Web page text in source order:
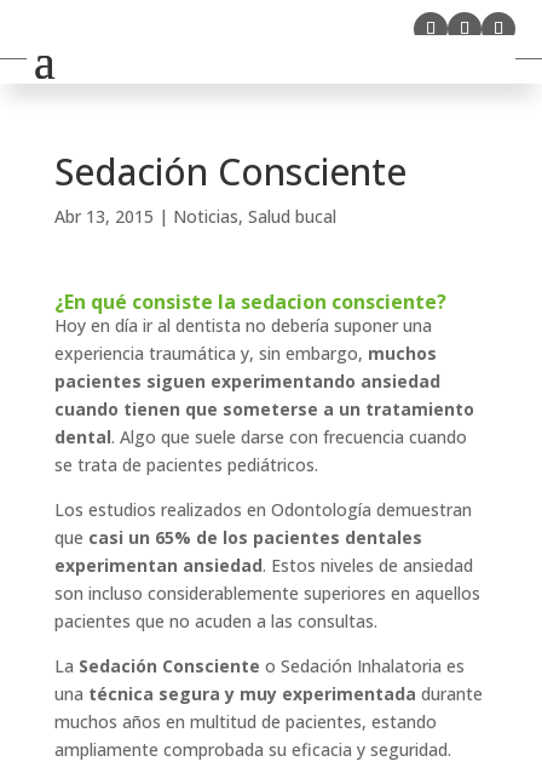
Sedación Consciente
Abr 13, 2015 | Noticias, Salud bucal
¿En qué consiste la sedacion consciente?
Hoy en día ir al dentista no debería suponer una
experiencia traumática y, sin embargo, muchos
pacientes siguen experimentando ansiedad
cuando tienen que someterse a un tratamiento
dental. Algo que suele darse con frecuencia cuando
se trata de pacientes pediátricos.
Los estudios realizados en Odontología demuestran
que casi un 65% de los pacientes dentales
experimentan ansiedad. Estos niveles de ansiedad
son incluso considerablemente superiores en aquellos
pacientes que no acuden a las consultas.
La Sedación Consciente o Sedación Inhalatoria es
una técnica segura y muy experimentada durante
muchos años en multitud de pacientes, estando
ampliamente comprobada su eficacia y seguridad.